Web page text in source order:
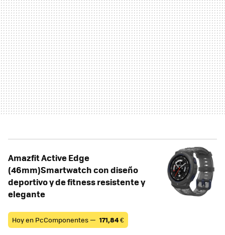
Amazfit Active Edge
(46mm)Smartwatch con diseño
deportivo y de fitness resistente y
elegante
Hoy en PcComponentes — 171,84€